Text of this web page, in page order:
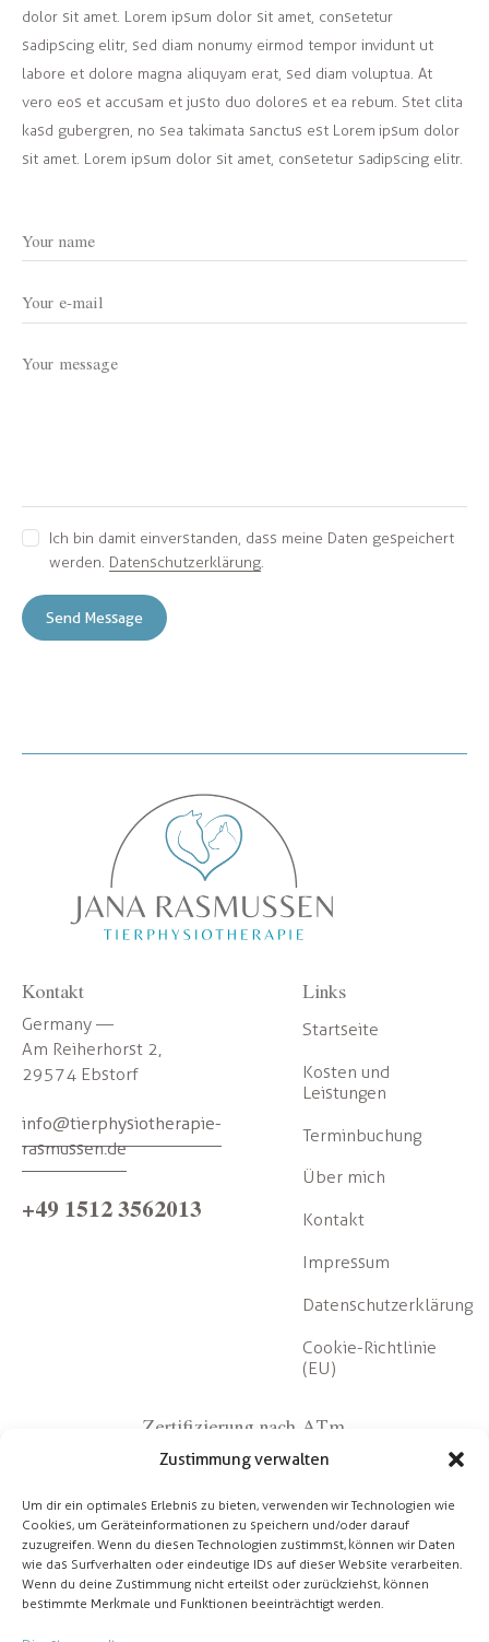
Zustimmung verwalten
Um dir ein optimales Erlebnis zu bieten, verwenden wir Technologien wie
Cookies, um Geräteinformationen zu speichern und/oder darauf
zuzugreifen. Wenn du diesen Technologien zustimmst, können wir Daten
wie das Surfverhalten oder eindeutige IDs auf dieser Website verarbeiten.
Wenn du deine Zustimmung nicht erteilst oder zurückziehst, können
bestimmte Merkmale und Funktionen beeinträchtigt werden.
dolor sit amet. Lorem ipsum dolor sit amet, consetetur
sadipscing elitr, sed diam nonumy eirmod tempor invidunt ut
labore et dolore magna aliquyam erat, sed diam voluptua. At
vero eos et accusam et justo duo dolores et ea rebum. Stet clita
kasd gubergren, no sea takimata sanctus est Lorem ipsum dolor
sit amet. Lorem ipsum dolor sit amet, consetetur sadipscing elitr.
Ich bin damit einverstanden, dass meine Daten gespeichert
werden. Datenschutzerklärung.
Send Message
Kontakt
Germany —
Am Reiherhorst 2,
29574 Ebstorf
info@tierphysiotherapie-
rasmussen.de
+49 1512 3562013
Links
Startseite
Kosten und
Leistungen
Terminbuchung
Über mich
Kontakt
Impressum
Datenschutzerklärung
Cookie-Richtlinie
(EU)
Zertifizierung nach ATm
Partner